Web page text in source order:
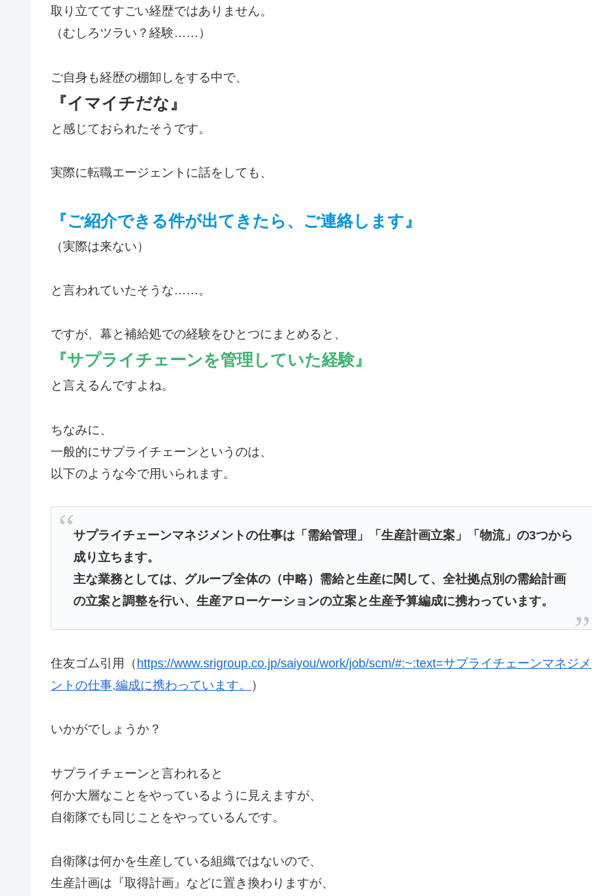
取り立ててすごい経歴ではありません。
（むしろツラい？経験……）
ご自身も経歴の棚卸しをする中で、
『イマイチだな』
と感じておられたそうです。
実際に転職エージェントに話をしても、
『ご紹介できる件が出てきたら、ご連絡します』
（実際は来ない）
と言われていたそうな……。
ですが、幕と補給処での経験をひとつにまとめると、
『サプライチェーンを管理していた経験』
と言えるんですよね。
ちなみに、
一般的にサプライチェーンというのは、
以下のような今で用いられます。
サプライチェーンマネジメントの仕事は「需給管理」「生産計画立案」「物流」の3つから
成り立ちます。
主な業務としては、グループ全体の（中略）需給と生産に関して、全社拠点別の需給計画
の立案と調整を行い、生産アローケーションの立案と生産予算編成に携わっています。
住友ゴム引用（ https://www.srigroup.co.jp/saiyou/work/job/scm/#:~:text=サプライチェーンマネジメ
ントの仕事,編成に携わっています。
）
いかがでしょうか？
サプライチェーンと言われると
何か大層なことをやっているように見えますが、
自衛隊でも同じことをやっているんです。
自衛隊は何かを生産している組織ではないので、
生産計画は『取得計画』などに置き換わりますが、